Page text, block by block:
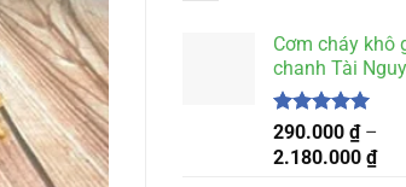
Cơm cháy khô
chanh Tài
Được xếp
hạng5.00
5 sao
290.000 ₫ –
2.180.000 ₫